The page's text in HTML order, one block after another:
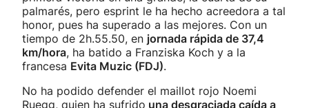
palmarés, pero esprint le ha hecho acreedora a tal
honor, pues ha superado a las mejores. Con un
tiempo de 2h.55.50, en jornada rápida de 37,4
km/hora, ha batido a Franziska Koch y a la
francesa Evita Muzic (FDJ).
No ha podido defender el maillot rojo Noemi
Ruegg, quien ha sufrido una desgraciada caída a